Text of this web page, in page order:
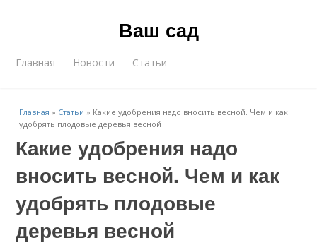
Ваш сад
Главная Новости Статьи
Главная » Статьи » Какие удобрения надо вносить весной. Чем и как
удобрять плодовые деревья весной
Какие удобрения надо
вносить весной. Чем и как
удобрять плодовые
деревья весной